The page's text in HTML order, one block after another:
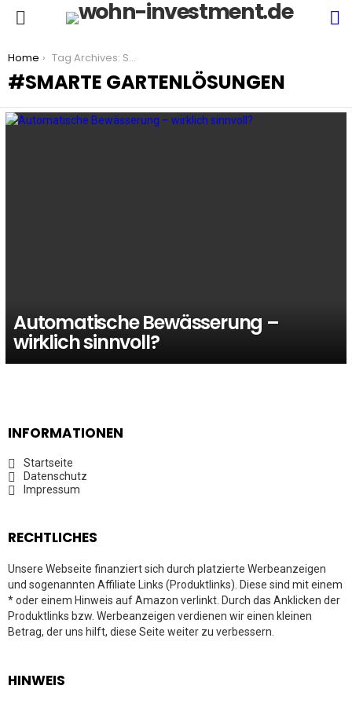
You are here:
Home Tag Archives: Smarte Gartenlösungen
SMARTE GARTENLÖSUNGEN
Automatische Bewässerung –
wirklich sinnvoll?
INFORMATIONEN
Startseite
Datenschutz
Impressum
RECHTLICHES
Unsere Webseite finanziert sich durch platzierte Werbeanzeigen
und sogenannten Affiliate Links (Produktlinks). Diese sind mit einem
* oder einem Hinweis auf Amazon verlinkt. Durch das Anklicken der
Produktlinks bzw. Werbeanzeigen verdienen wir einen kleinen
Betrag, der uns hilft, diese Seite weiter zu verbessern.
HINWEIS